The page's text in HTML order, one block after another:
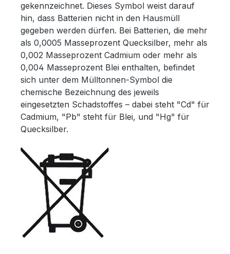
gekennzeichnet. Dieses Symbol weist darauf
hin, dass Batterien nicht in den Hausmüll
gegeben werden dürfen. Bei Batterien, die mehr
als 0,0005 Masseprozent Quecksilber, mehr als
0,002 Masseprozent Cadmium oder mehr als
0,004 Masseprozent Blei enthalten, befindet
sich unter dem Mülltonnen-Symbol die
chemische Bezeichnung des jeweils
eingesetzten Schadstoffes – dabei steht "Cd" für
Cadmium, "Pb" steht für Blei, und "Hg" für
Quecksilber.